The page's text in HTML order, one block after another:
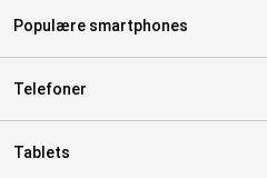
Populære smartphones
Telefoner
Tablets